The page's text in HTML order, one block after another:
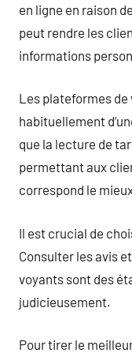
en ligne en raison
peut rendre les
informations
Les plateformes
habituellement
que la lecture de
permettant aux
correspond le
Il est crucial de
Consulter les avis
voyants sont des
judicieusement.
Pour tirer le